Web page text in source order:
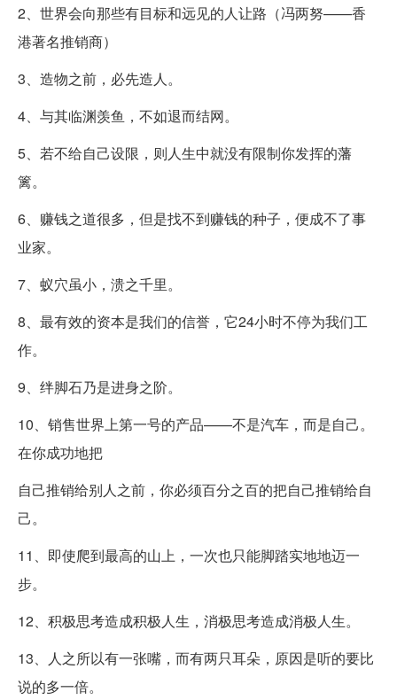
2、世界会向那些有目标和远见的人让路（冯两努——香
港著名推销商）
3、造物之前，必先造人。
4、与其临渊羡鱼，不如退而结网。
5、若不给自己设限，则人生中就没有限制你发挥的藩
篱。
6、赚钱之道很多，但是找不到赚钱的种子，便成不了事
业家。
7、蚁穴虽小，溃之千里。
8、最有效的资本是我们的信誉，它24小时不停为我们工
作。
9、绊脚石乃是进身之阶。
10、销售世界上第一号的产品——不是汽车，而是自己。
在你成功地把
自己推销给别人之前，你必须百分之百的把自己推销给自
己。
11、即使爬到最高的山上，一次也只能脚踏实地地迈一
步。
12、积极思考造成积极人生，消极思考造成消极人生。
13、人之所以有一张嘴，而有两只耳朵，原因是听的要比
说的多一倍。